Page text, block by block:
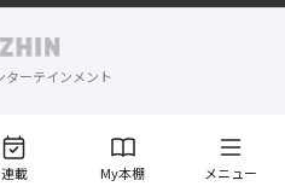
連載 My本棚 メニュー
ターテインメント